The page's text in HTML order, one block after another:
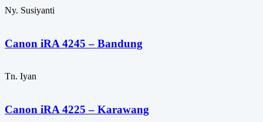
Ny. Susiyanti
Canon iRA 4245 – Bandung
Tn. Iyan
Canon iRA 4225 – Karawang